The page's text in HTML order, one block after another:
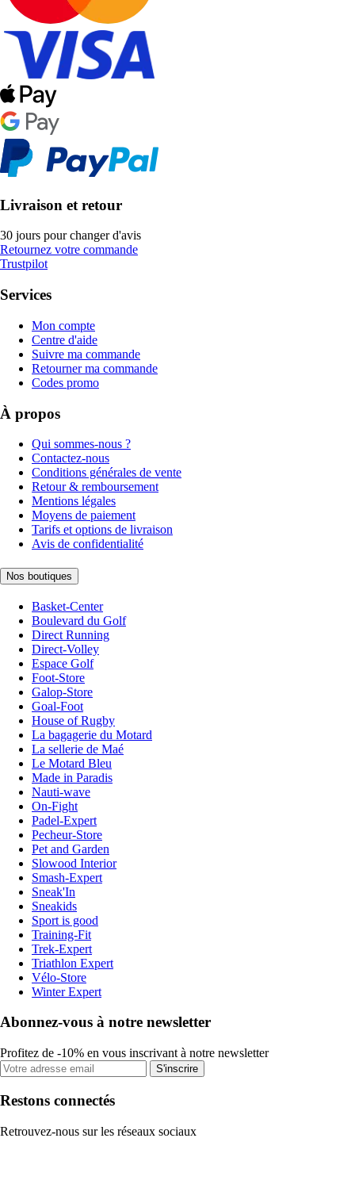
Livraison et retour
30 jours pour changer d'avis
Retournez votre commande
Trustpilot
Services
Mon compte
Centre d'aide
Suivre ma commande
Retourner ma commande
Codes promo
À propos
Qui sommes-nous ?
Contactez-nous
Conditions générales de vente
Retour & remboursement
Mentions légales
Moyens de paiement
Tarifs et options de livraison
Avis de confidentialité
Nos boutiques
Basket-Center
Boulevard du Golf
Direct Running
Direct-Volley
Espace Golf
Foot-Store
Galop-Store
Goal-Foot
House of Rugby
La bagagerie du Motard
La sellerie de Maé
Le Motard Bleu
Made in Paradis
Nauti-wave
On-Fight
Padel-Expert
Pecheur-Store
Pet and Garden
Slowood Interior
Smash-Expert
Sneak'In
Sneakids
Sport is good
Training-Fit
Trek-Expert
Triathlon Expert
Vélo-Store
Winter Expert
Abonnez-vous à notre newsletter
Profitez de -10% en vous inscrivant à notre newsletter
S'inscrire
Restons connectés
Retrouvez-nous sur les réseaux sociaux